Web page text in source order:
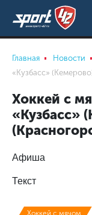
Главная Новости
«Кузбасс»
Хоккей с
«Кузбасс»
Афиша
Текст
Хоккей с мячом